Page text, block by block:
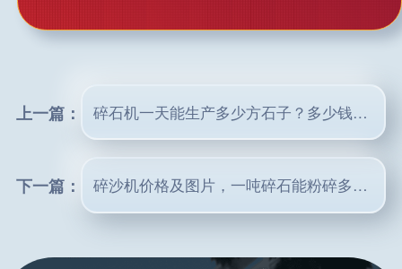
上一篇： 碎石机一天能生产多少方石子？多少钱一台？
下一篇： 碎沙机价格及图片，一吨碎石能粉碎多少立方沙子？